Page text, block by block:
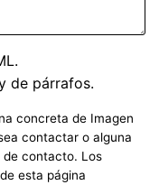
de párrafos.
concreta de Imagen
contactar o alguna
de contacto. Los
esta página